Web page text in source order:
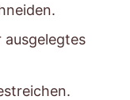
ausgelegtes